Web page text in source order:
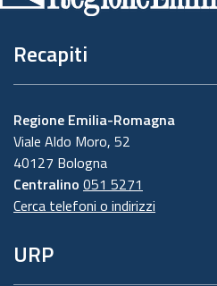
Recapiti
Regione Emilia-Romagna
Viale Aldo Moro, 52
40127 Bologna
Centralino 051 5271
Cerca telefoni o indirizzi
URP